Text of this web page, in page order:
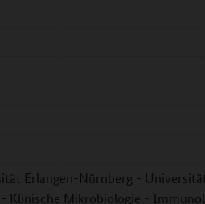
Erlangen-Nürnberg -
Klinische Mikrobiologie -